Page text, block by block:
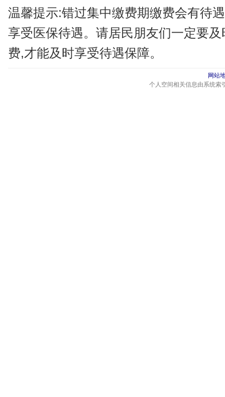
温馨提示:错过集中缴费期缴费会有待
享受医保待遇。请居民朋友们一定要
费,才能及时享受待遇保障。
网站
个人空间相关信息由系统索